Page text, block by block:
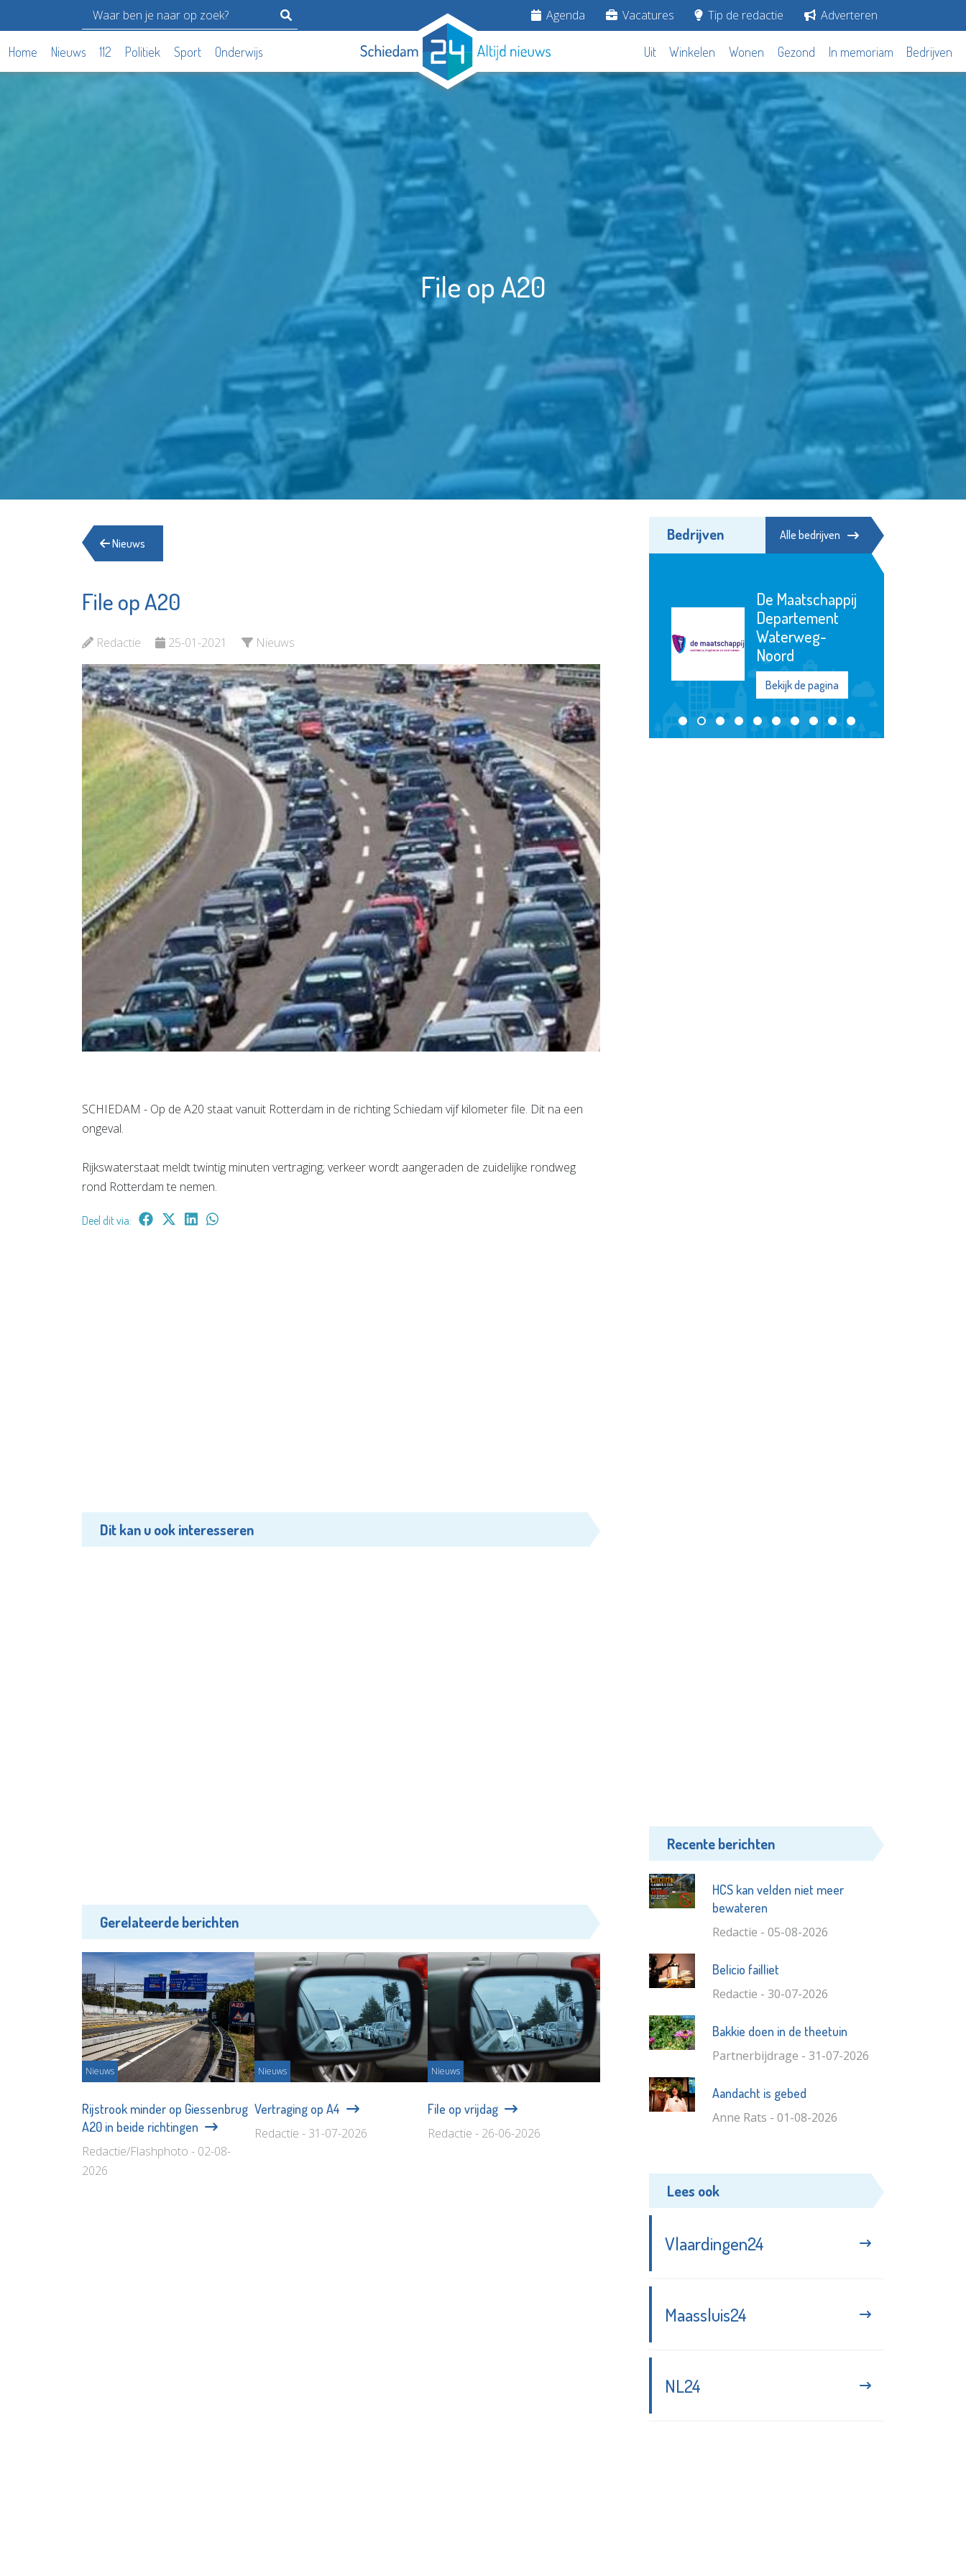
Agenda Vacatures Tip de redactie Adverteren
Home Nieuws 112 Politiek Sport Onderwijs Uit Winkelen Wonen Gezond In memoriam Bedrijven
File op A20
Nieuws
File op A20
Redactie 25-01-2021 Nieuws
SCHIEDAM - Op de A20 staat vanuit Rotterdam in de richting Schiedam vijf kilometer file. Dit na een
ongeval.
Rijkswaterstaat meldt twintig minuten vertraging; verkeer wordt aangeraden de zuidelijke rondweg
rond Rotterdam te nemen.
Deel dit via:
Dit kan u ook interesseren
Gerelateerde berichten
Nieuws
Rijstrook minder op Giessenbrug
A20 in beide richtingen
Redactie/Flashphoto - 02-08-
2026
Nieuws
Vertraging op A4
Redactie - 31-07-2026
Nieuws
File op vrijdag
Redactie - 26-06-2026
Bedrijven Alle bedrijven
Aleida Praktijk
Verloskunde
Bekijk de pagina
Bekijk de pagina
De Maatschappij
Departement
Waterweg-
Noord
Bekijk de pagina
Recente berichten
HCS kan velden niet meer
bewateren
Redactie - 05-08-2026
Belicio failliet
Redactie - 30-07-2026
Bakkie doen in de theetuin
Partnerbijdrage - 31-07-2026
Aandacht is gebed
Anne Rats - 01-08-2026
Lees ook
Vlaardingen24
Maassluis24
NL24